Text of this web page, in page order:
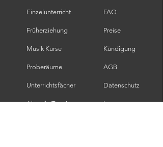
Einzelunterricht
Früherziehung​
Musik Kurse
Proberäume
Unterrichtsfächer
Aktuelle Termine
FAQ
Preise
Kündigung
AGB
Datenschutz
Impressum